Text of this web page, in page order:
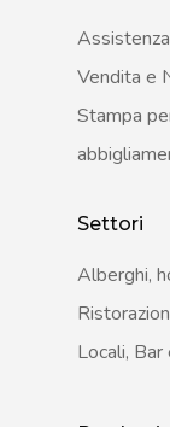
Vendita e
Stampa
Settori
Alberghi,
Locali,